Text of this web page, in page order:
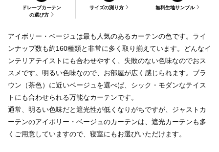
ドレープカーテン
の選び方
サイズの測り方 無料生地サンプル
アイボリー・ベージュは最も人気のあるカーテンの色です。ライ
ンナップ数も約160種類と非常に多く取り揃えています。どんなイ
ンテリアテイストにも合わせやすく、失敗のない色味なのでおス
スメです。明るい色味なので、お部屋が広く感じられます。ブラ
ウン（茶色）に近いベージュを選べば、シック・モダンなテイス
トにも合わせられる万能なカーテンです。
通常、明るい色味だと遮光性が低くなりがちですが、ジャストカ
ーテンのアイボリー・ベージュのカーテンは、遮光カーテンも多
くご用意していますので、寝室にもお選びいただけます。